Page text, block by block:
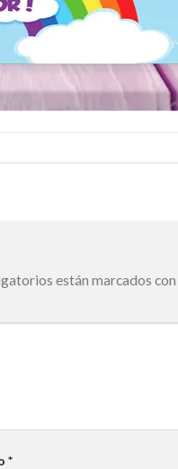
están marcados con
*